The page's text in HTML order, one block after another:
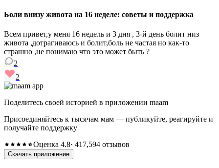
Боли внизу живота на 16 неделе: советы и поддержка
Всем привет,у меня 16 недель и 3 дня , 3-й день болит низ
живота ,дотрагиваюсь и болит,боль не частая но как-то
страшно ,не понимаю что это может быть ?
2
2
Поделитесь своей историей в приложении maam
Присоединяйтесь к тысячам мам — публикуйте, реагируйте и
получайте поддержку
Оценка 4.8· 417,594 отзывов
Скачать приложение